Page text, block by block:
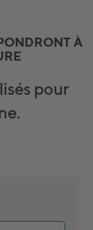
À
pour